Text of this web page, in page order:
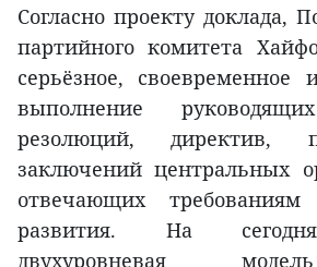
Согласно проекту доклада,
партийного комитета
серьёзное, своевременное
выполнение
резолюций, директив,
заключений центральных
отвечающих
развития. На
двухуровневая